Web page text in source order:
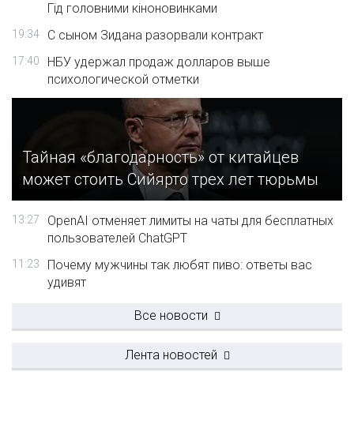
Гід головними кіноновинками
19:34 С сыном Зидана разорвали контракт
17:40
НБУ удержал продаж долларов выше
психологической отметки
Тайная «благодарность» от китайцев
может стоить Сийярто трех лет тюрьмы
13:27
OpenAI отменяет лимиты на чаты для бесплатных
пользователей ChatGPT
11:23
Почему мужчины так любят пиво: ответы вас
удивят
Все новости
Лента новостей